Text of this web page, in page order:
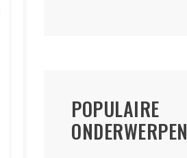
POPULAIRE
ONDERWERPEN